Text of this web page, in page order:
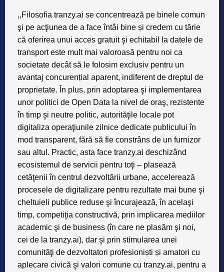
,,Filosofia tranzy.ai se concentrează pe binele comun
şi pe acţiunea de a face întâi bine și credem cu tărie
că oferirea unui acces gratuit şi echitabil la datele de
transport este mult mai valoroasă pentru noi ca
societate decât să le folosim exclusiv pentru un
avantaj concurențial aparent, indiferent de dreptul de
proprietate. În plus, prin adoptarea şi implementarea
unor politici de Open Data la nivel de oraş, rezistente
în timp şi neutre politic, autoritӑţile locale pot
digitaliza operaţiunile zilnice dedicate publicului în
mod transparent, fӑrӑ sӑ fie constrâns de un furnizor
sau altul. Practic, asta face tranzy.ai deschizând
ecosistemul de servicii pentru toţi – plaseazӑ
cetӑţenii în centrul dezvoltӑrii urbane, accelereazӑ
procesele de digitalizare pentru rezultate mai bune şi
cheltuieli publice reduse şi încurajeazӑ, în acelaşi
timp, competiţia constructivӑ, prin implicarea mediilor
academic şi de business (în care ne plasӑm şi noi,
cei de la tranzy.ai), dar şi prin stimularea unei
comunitӑţi de dezvoltatori profesioniști și amatori cu
aplecare civicӑ şi valori comune cu tranzy.ai, pentru a